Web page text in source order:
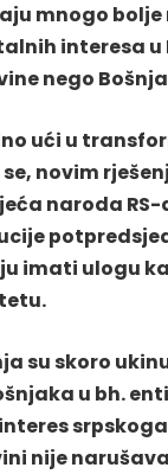
mnogo bolje
interesa u
nego
ući u
novim
naroda RS-
imati ulogu
su skoro
u bh.
nije